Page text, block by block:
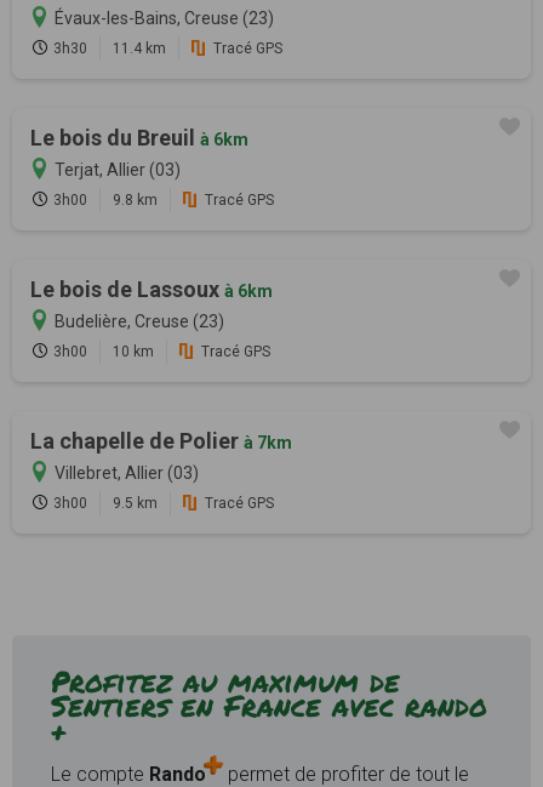
Évaux-les-Bains, Creuse (23)
3h30 11.4 km Tracé GPS
Le bois du Breuil
à 6km
Terjat, Allier (03)
3h00 9.8 km Tracé GPS
Le bois de Lassoux à 6km
Budelière, Creuse (23)
3h00 10 km Tracé GPS
La chapelle de Polier à 7km
Villebret, Allier (03)
3h00 9.5 km Tracé GPS
Profitez au maximum de
Sentiers en France avec rando
+
Le compte Rando
permet de profiter de tout le